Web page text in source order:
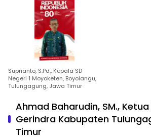
Suprianto, S.Pd., Kepala SD
Negeri 1 Moyoketen, Boyolangu,
Tulungagung, Jawa Timur
Ahmad Baharudin, SM.,
Gerindra Kabupaten
Timur